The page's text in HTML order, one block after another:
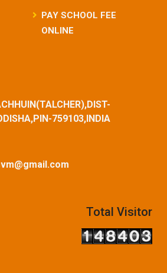
PAY SCHOOL FEE
ONLINE
759103,INDIA
Total Visitor